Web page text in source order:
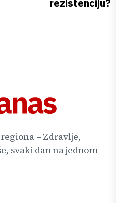
rezistenciju?
– Zdravlje,
svaki dan na jednom